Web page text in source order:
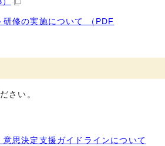
研修の実施について （PDF
さい。
思決定支援ガイドラインについて